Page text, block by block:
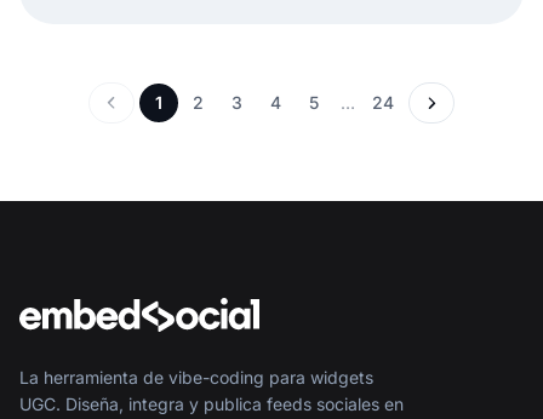
1 2 3 4 5 … 24
La herramienta de vibe-coding para widgets
UGC. Diseña, integra y publica feeds sociales en